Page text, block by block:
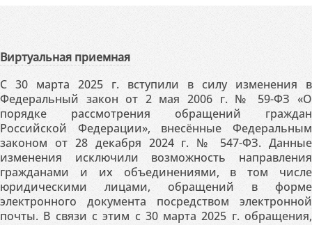
Виртуальная приемная
С 30 марта 2025 г. вступили в силу изменения в
Федеральный закон от 2 мая 2006 г. № 59-ФЗ «О
порядке рассмотрения обращений граждан
Российской Федерации», внесённые Федеральным
законом от 28 декабря 2024 г. № 547-ФЗ. Данные
изменения исключили возможность направления
гражданами и их объединениями, в том числе
юридическими лицами, обращений в форме
электронного документа посредством электронной
почты. В связи с этим с 30 марта 2025 г. обращения,